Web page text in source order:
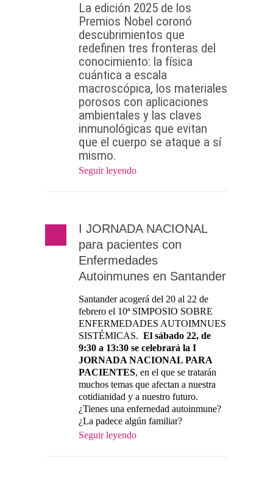
La edición 2025 de los
Premios Nobel coronó
descubrimientos que
redefinen tres fronteras del
conocimiento: la física
cuántica a escala
macroscópica, los materiales
porosos con aplicaciones
ambientales y las claves
inmunológicas que evitan
que el cuerpo se ataque a sí
mismo.
Seguir leyendo
I JORNADA NACIONAL
para pacientes con
Enfermedades
Autoinmunes en Santander
Santander acogerá del 20 al 22 de
febrero el 10ª SIMPOSIO SOBRE
ENFERMEDADES AUTOIMNUES
SISTÉMICAS. El sábado 22, de
9:30 a 13:30 se celebrará la I
JORNADA NACIONAL PARA
PACIENTES, en el que se tratarán
muchos temas que afectan a nuestra
cotidianidad y a nuestro futuro.
¿Tienes una enfernedad autoinmune?
¿La padece algún familiar?
Seguir leyendo